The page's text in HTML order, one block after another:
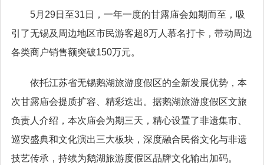
5月29日至31日，一年一度的甘露庙会如期而至，吸
引了无锡及周边地区市民游客超8万人慕名打卡，带动周边
各类商户销售额突破150万元。
依托江苏省无锡鹅湖旅游度假区的全新发展优势，本
次甘露庙会提质扩容、精彩迭出。据鹅湖旅游度假区文旅
负责人介绍，本次庙会为期三天，精心设置了非遗集市、
巡安盛典和文化演出三大板块，深度融合民俗文化与非遗
技艺传承，持续为鹅湖旅游度假区品牌文化输出加码。